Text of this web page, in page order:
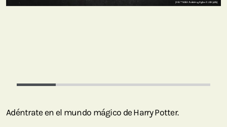
Adéntrate en el mundo mágico de Harry Potter.